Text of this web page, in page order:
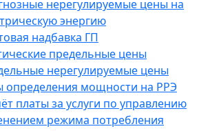
нерегулируемые цены на
энергию
надбавка ГП
предельные цены
нерегулируемые цены
определения мощности на РРЭ
платы за услуги по управлению
режима потребления